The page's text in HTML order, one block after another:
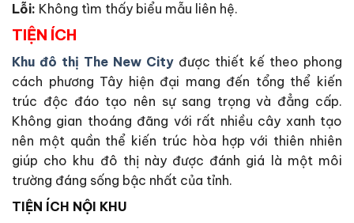
Lỗi: Không tìm thấy biểu mẫu liên hệ.
TIỆN ÍCH
Khu đô thị The New City được thiết kế theo phong
cách phương Tây hiện đại mang đến tổng thể kiến
trúc độc đáo tạo nên sự sang trọng và đẳng cấp.
Không gian thoáng đãng với rất nhiều cây xanh tạo
nên một quần thể kiến trúc hòa hợp với thiên nhiên
giúp cho khu đô thị này được đánh giá là một môi
trường đáng sống bậc nhất của tỉnh.
TIỆN ÍCH NỘI KHU